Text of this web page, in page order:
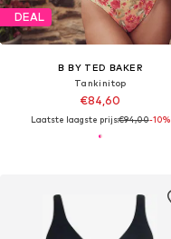
DEAL
B BY TED BAKER
Tankinitop
€84,60
Laatste laagste prijs:€94,00-10%